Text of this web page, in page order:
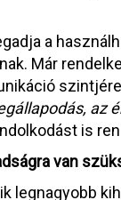
a
Már
az
is
van
legnagyobb